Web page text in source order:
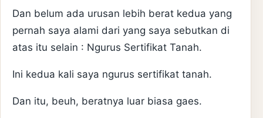
Dan belum ada urusan lebih berat kedua yang
pernah saya alami dari yang saya sebutkan di
atas itu selain : Ngurus Sertifikat Tanah.
Ini kedua kali saya ngurus sertifikat tanah.
Dan itu, beuh, beratnya luar biasa gaes.